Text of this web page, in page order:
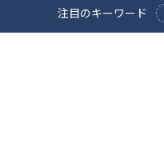
注目のキーワード